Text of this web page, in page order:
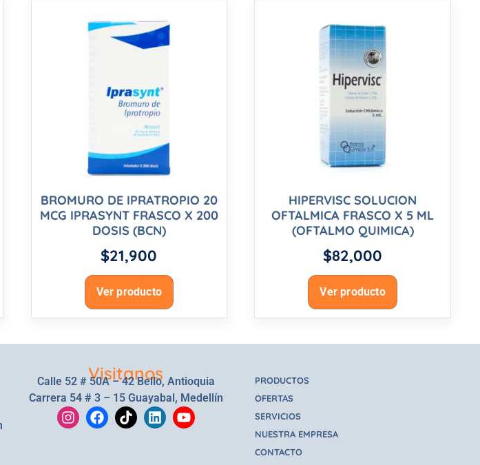
BROMURO DE IPRATROPIO 20
MCG IPRASYNT FRASCO X 200
DOSIS (BCN)
$21,900
Ver producto
HIPERVISC SOLUCION
OFTALMICA FRASCO X 5 ML
(OFTALMO QUIMICA)
$82,000
Ver producto
Visitanos
Calle 52 # 50A – 42 Bello, Antioquia
Carrera 54 # 3 – 15 Guayabal, Medellín
PRODUCTOS
OFERTAS
SERVICIOS
NUESTRA EMPRESA
CONTACTO